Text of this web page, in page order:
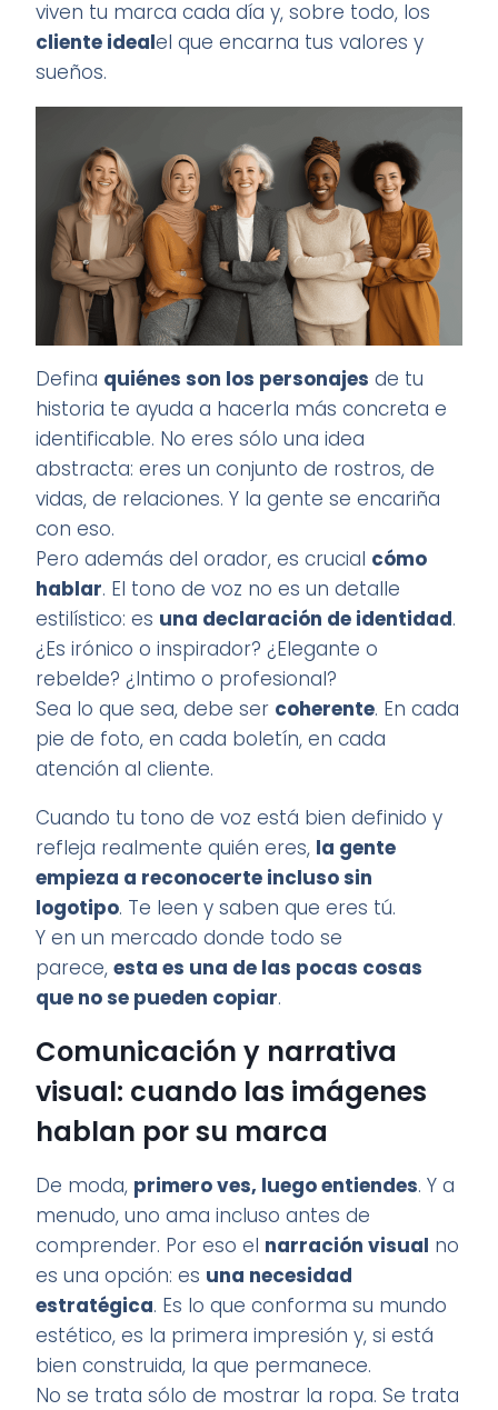
viven tu marca cada día y, sobre todo, los
cliente idealel que encarna tus valores y
sueños.
Defina quiénes son los personajes de tu
historia te ayuda a hacerla más concreta e
identificable. No eres sólo una idea
abstracta: eres un conjunto de rostros, de
vidas, de relaciones. Y la gente se encariña
con eso.
Pero además del orador, es crucial cómo
hablar. El tono de voz no es un detalle
estilístico: es una declaración de identidad.
¿Es irónico o inspirador? ¿Elegante o
rebelde? ¿Intimo o profesional?
Sea lo que sea, debe ser coherente. En cada
pie de foto, en cada boletín, en cada
atención al cliente.
Cuando tu tono de voz está bien definido y
refleja realmente quién eres, la gente
empieza a reconocerte incluso sin
logotipo. Te leen y saben que eres tú.
Y en un mercado donde todo se
parece,esta es una de las pocas cosas
que no se pueden copiar.
Comunicación y narrativa
visual: cuando las imágenes
hablan por su marca
De moda, primero ves, luego entiendes. Y a
menudo, uno ama incluso antes de
comprender. Por eso el narración visual no
es una opción: es una necesidad
estratégica. Es lo que conforma su mundo
estético, es la primera impresión y, si está
bien construida, la que permanece.
No se trata sólo de mostrar la ropa. Se trata